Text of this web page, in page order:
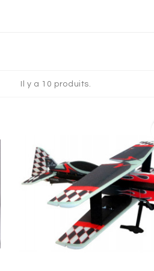
Il y a 10 produits.